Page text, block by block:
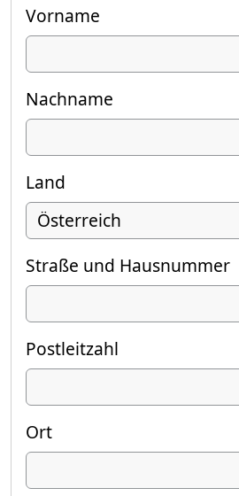
Vorname
Nachname
Land
Straße und Hausnummer
Postleitzahl
Ort